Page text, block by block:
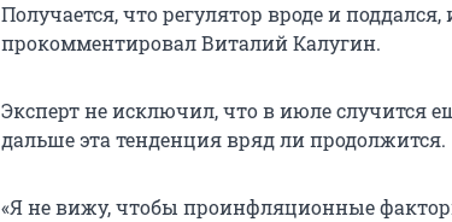
Получается, что регулятор вроде и
прокомментировал Виталий Калугин.
Эксперт не исключил, что в июле случится
дальше эта тенденция вряд ли продолжится.
«Я не вижу, чтобы проинфляционные